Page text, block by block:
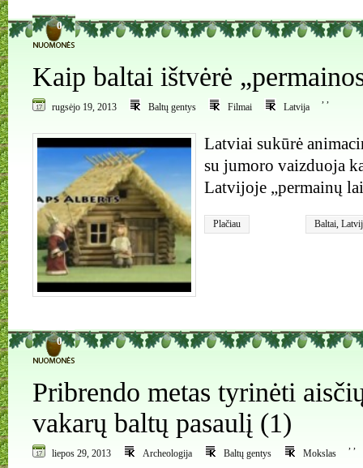
0
Kaip baltai ištvėrė
rugsėjo 19, 2013 Baltų gentys
,
Filmai
,
Latvija
Latviai sukūrė
su jumoro vaizduoja
Latvijoje „permainų
Plačiau Baltai,
0
Pribrendo metas tyrinėti
vakarų baltų pasaulį (1)
liepos 29, 2013 Archeologija
,
Baltų gentys
,
Mokslas